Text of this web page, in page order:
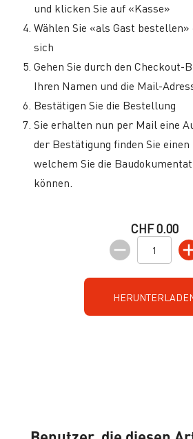
und klicken Sie auf «Kasse»
Wählen Sie «als Gast
sich
Gehen Sie durch den Checkout-
Ihren Namen und die Mail-
Bestätigen Sie die Bestellung
Sie erhalten nun per Mail eine
der Bestätigung finden Sie
welchem Sie die
können.
CHF 0.00